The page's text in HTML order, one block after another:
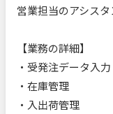
営業担当のアシスタ
【業務の詳細】
・受発注データ入力
・在庫管理
・入出荷管理